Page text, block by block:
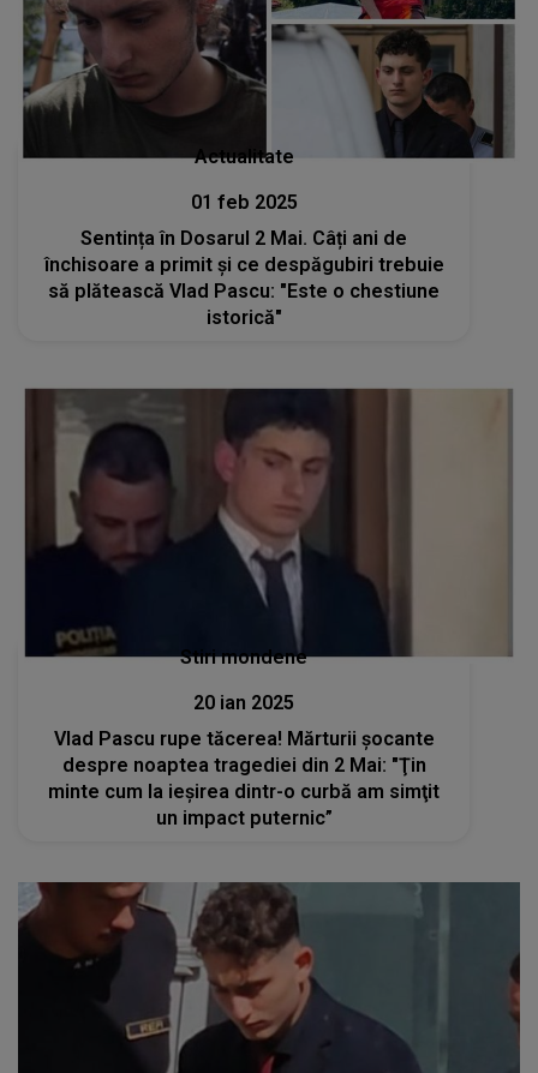
Actualitate
01 feb 2025
Sentința în Dosarul 2 Mai. Câți ani de
închisoare a primit și ce despăgubiri trebuie
să plătească Vlad Pascu: "Este o chestiune
istorică"
Stiri mondene
20 ian 2025
Vlad Pascu rupe tăcerea! Mărturii șocante
despre noaptea tragediei din 2 Mai: "Ţin
minte cum la ieşirea dintr-o curbă am simţit
un impact puternic”